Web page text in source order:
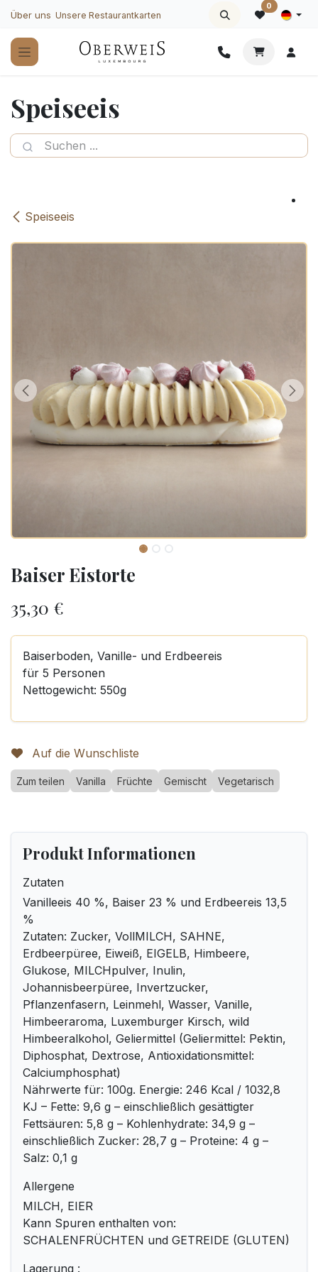
Zum Inhalt springen
Über uns Unsere Restaurantkarten
0
Speiseeis
Speiseeis
Baiser Eistorte
35,30 €
Baiserboden, Vanille- und Erdbeereis
für 5 Personen
Nettogewicht: 550g
Auf die Wunschliste
Zum teilen Vanilla Früchte Gemischt Vegetarisch
Produkt Informationen
Zutaten
Vanilleeis 40 %, Baiser 23 % und Erdbeereis 13,5
%
Zutaten: Zucker, VollMILCH, SAHNE,
Erdbeerpüree, Eiweiß, EIGELB, Himbeere,
Glukose, MILCHpulver, Inulin,
Johannisbeerpüree, Invertzucker,
Pflanzenfasern, Leinmehl, Wasser, Vanille,
Himbeeraroma, Luxemburger Kirsch, wild
Himbeeralkohol, Geliermittel (Geliermittel: Pektin,
Diphosphat, Dextrose, Antioxidationsmittel:
Calciumphosphat)
Nährwerte für: 100g. Energie: 246 Kcal / 1032,8
KJ – Fette: 9,6 g – einschließlich gesättigter
Fettsäuren: 5,8 g – Kohlenhydrate: 34,9 g –
einschließlich Zucker: 28,7 g – Proteine: 4 g –
Salz: 0,1 g
Allergene
MILCH, EIER
Kann Spuren enthalten von:
SCHALENFRÜCHTEN und GETREIDE (GLUTEN)
Lagerung :